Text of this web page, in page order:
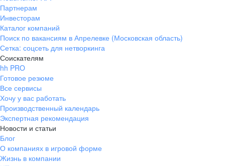
Партнерам
Инвесторам
Каталог компаний
Поиск по вакансиям в Апрелевке (Московская область)
Сетка: соцсеть для нетворкинга
Соискателям
hh PRO
Готовое резюме
Все сервисы
Хочу у вас работать
Производственный календарь
Экспертная рекомендация
Новости и статьи
Блог
О компаниях в игровой форме
Жизнь в компании